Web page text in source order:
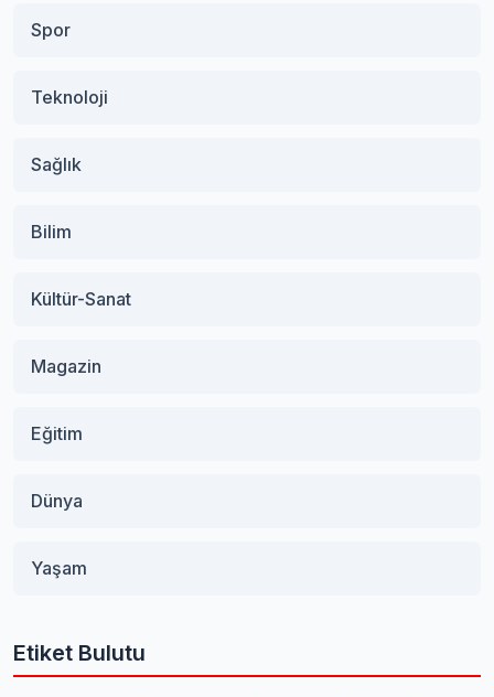
Spor
Teknoloji
Sağlık
Bilim
Kültür-Sanat
Magazin
Eğitim
Dünya
Yaşam
Etiket Bulutu